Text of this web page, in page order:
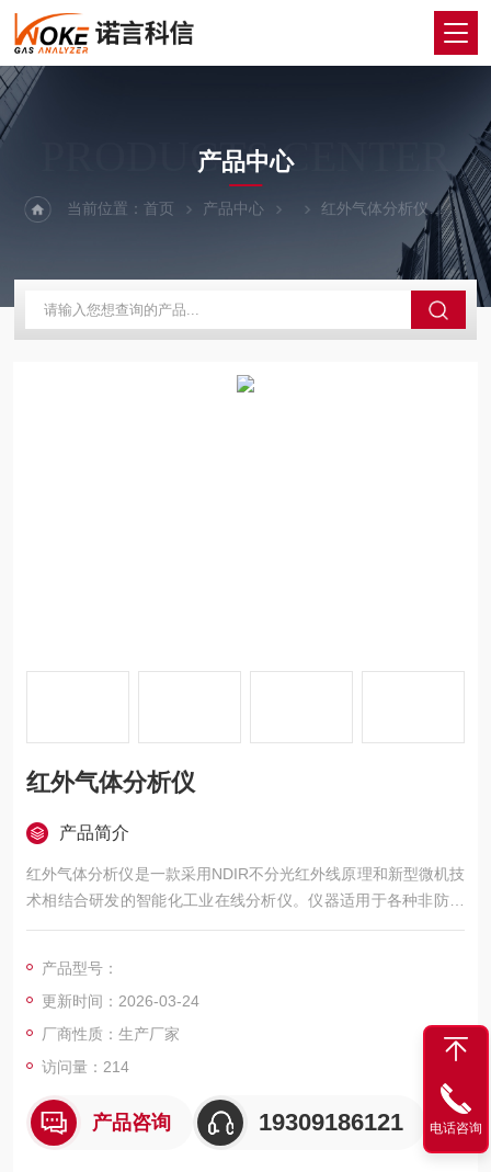
PRODUCTS CENTER
产品中心
当前位置：首页 产品中心 红外气体分析仪 红
红外气体分析仪
产品简介
红外气体分析仪是一款采用NDIR不分光红外线原理和新型微机技
术相结合研发的智能化工业在线分析仪。仪器适用于各种非防爆
场合下使用，可在线分析监测ppm级至99.9%的总碳氢、CO、C
产品型号：
更新时间：2026-03-24
厂商性质：生产厂家
访问量：214
产品咨询 19309186121 电话咨询